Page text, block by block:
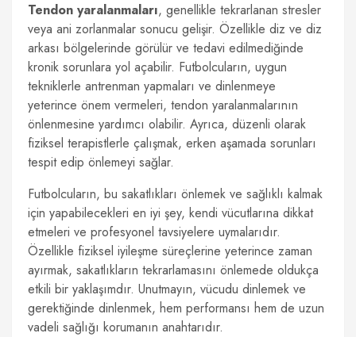
Tendon yaralanmaları, genellikle tekrarlanan stresler
veya ani zorlanmalar sonucu gelişir. Özellikle diz ve diz
arkası bölgelerinde görülür ve tedavi edilmediğinde
kronik sorunlara yol açabilir. Futbolcuların, uygun
tekniklerle antrenman yapmaları ve dinlenmeye
yeterince önem vermeleri, tendon yaralanmalarının
önlenmesine yardımcı olabilir. Ayrıca, düzenli olarak
fiziksel terapistlerle çalışmak, erken aşamada sorunları
tespit edip önlemeyi sağlar.
Futbolcuların, bu sakatlıkları önlemek ve sağlıklı kalmak
için yapabilecekleri en iyi şey, kendi vücutlarına dikkat
etmeleri ve profesyonel tavsiyelere uymalarıdır.
Özellikle fiziksel iyileşme süreçlerine yeterince zaman
ayırmak, sakatlıkların tekrarlamasını önlemede oldukça
etkili bir yaklaşımdır. Unutmayın, vücudu dinlemek ve
gerektiğinde dinlenmek, hem performansı hem de uzun
vadeli sağlığı korumanın anahtarıdır.